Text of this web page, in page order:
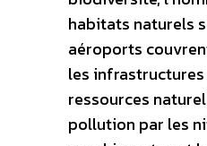
habitats naturels
aéroports
les
ressources
pollution par les